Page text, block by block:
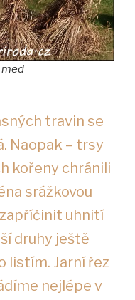
med
travin se
Naopak – trsy
kořeny chránili
srážkovou
uhnití
druhy ještě
listím. Jarní řez
nejlépe v